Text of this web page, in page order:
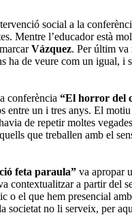
social a la
Mentre l’educador està
Vázquez. Per últim va
ha de veure com un igual, i
conferència “El horror del
entre un i tres anys. El
de repetir moltes
que treballen amb el
feta paraula” va apropar
contextualitzar a partir del
o el que hem presencial
societat no li serveix, per